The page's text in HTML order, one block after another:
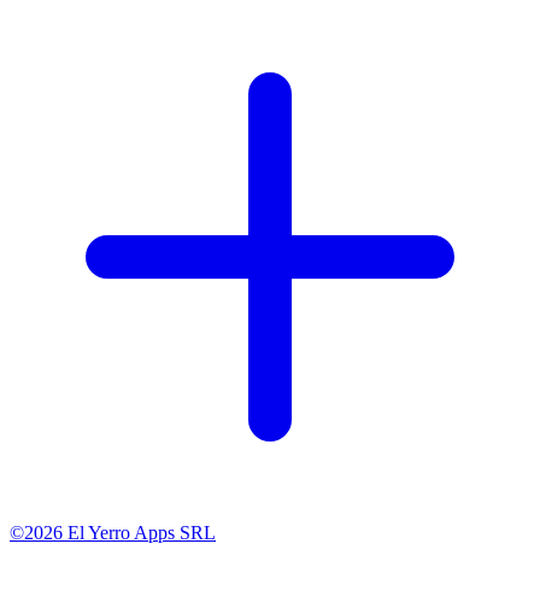
©2026 El Yerro Apps SRL